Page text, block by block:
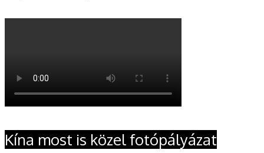
Kína most is közel fotópályázat